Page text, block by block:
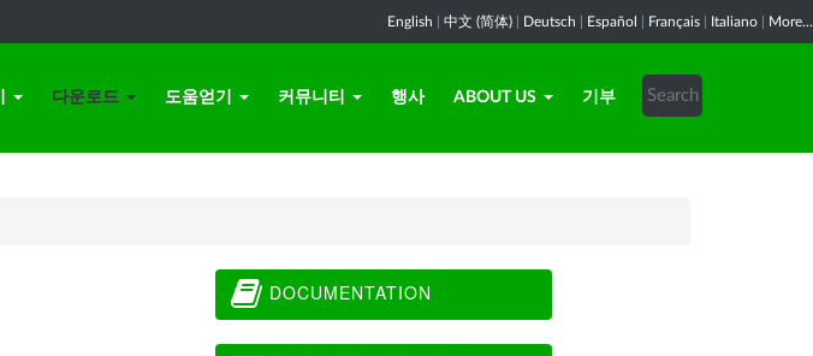
English 中文 (简体) Deutsch Español Français Italiano More...
다운로드 도움얻기 커뮤니티 행사 ABOUT US 기부
DOCUMENTATION